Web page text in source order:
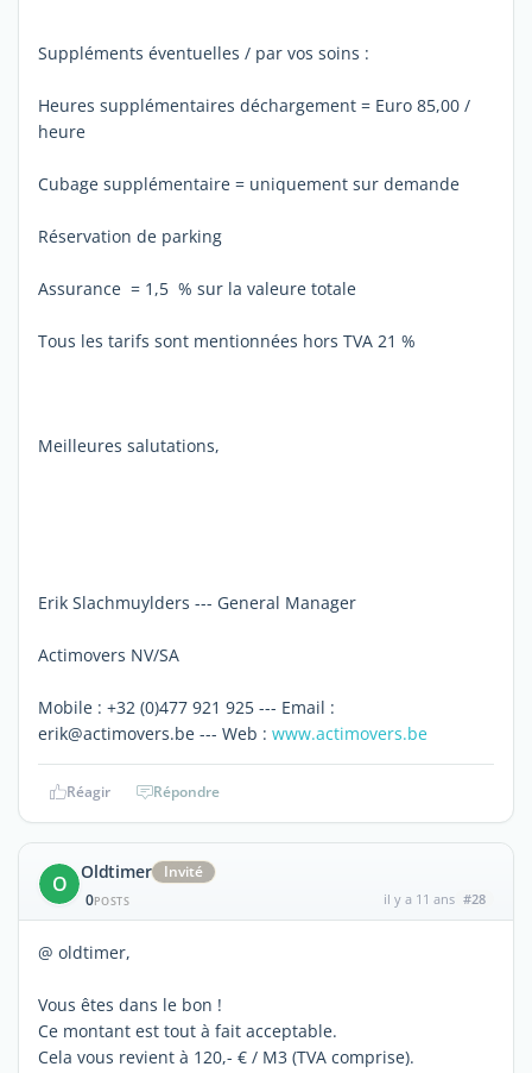
Suppléments éventuelles / par vos soins :
Heures supplémentaires déchargement = Euro 85,00 /
heure
Cubage supplémentaire = uniquement sur demande
Réservation de parking
Assurance = 1,5 % sur la valeure totale
Tous les tarifs sont mentionnées hors TVA 21 %
Meilleures salutations,
Erik Slachmuylders --- General Manager
Actimovers NV/SA
Mobile : +32 (0)477 921 925 --- Email :
erik@actimovers.be --- Web : www.actimovers.be
Réagir Répondre
O Oldtimer
Invité
0POSTS il y a 11 ans #28
@ oldtimer,
Vous êtes dans le bon !
Ce montant est tout à fait acceptable.
Cela vous revient à 120,- € / M3 (TVA comprise).